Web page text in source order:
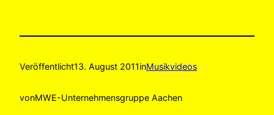
Veröffentlicht13. August 2011inMusikvideos
vonMWE-Unternehmensgruppe Aachen